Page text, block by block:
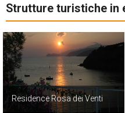
Strutture turistiche in
Residence Rosa dei Venti